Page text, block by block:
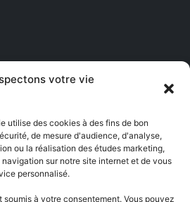
votre vie
utilise des cookies à des fins de bon
de mesure d'audience, d'analyse,
ou la réalisation des études marketing,
sur notre site internet et de vous
personnalisé.
à votre consentement. Vous pouvez
Ezzouar
Bab Ezzouar